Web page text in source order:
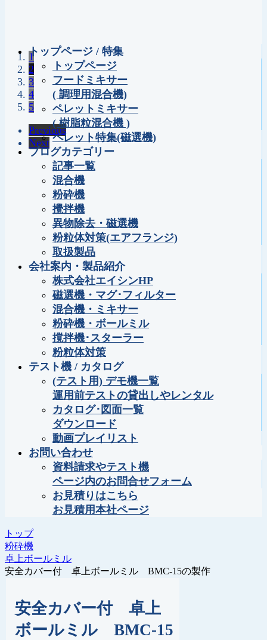
1
2
3
4
5
Previous
Next
トップページ / 特集
トップページ
フードミキサー
( 調理用混合機)
ペレットミキサー
( 樹脂粒混合機 )
ペレット特集(磁選機)
ブログカテゴリー
記事一覧
混合機
粉砕機
攪拌機
異物除去・磁選機
粉粒体対策(エアフランジ)
取扱製品
会社案内・製品紹介
株式会社エイシンHP
磁選機・マグ･フィルター
混合機・ミキサー
粉砕機・ボールミル
撹拌機･スターラー
粉粒体対策
テスト機 / カタログ
(テスト用) デモ機一覧
運用前テストの貸出しやレンタル
カタログ･図面一覧
ダウンロード
動画プレイリスト
お問い合わせ
資料請求やテスト機
ページ内のお問合せフォーム
お見積りはこちら
お見積用本社ページ
トップ
粉砕機
卓上ボールミル
安全カバー付 卓上ボールミル BMC-15の製作
安全カバー付 卓上
ボールミル BMC-15